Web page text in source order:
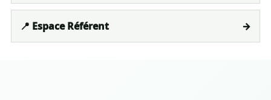
📍 Espace Référent →